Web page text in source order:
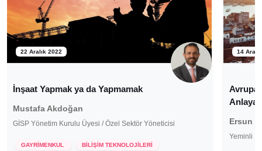
22 Aralık 2022
İnşaat Yapmak ya da Yapmamak
Mustafa Akdoğan
GİSP Yönetim Kurulu Üyesi / Özel Sektör Yöneticisi
GAYRİMENKUL BİLİŞİM TEKNOLOJİLERİ
14
Ersun
Yeminli